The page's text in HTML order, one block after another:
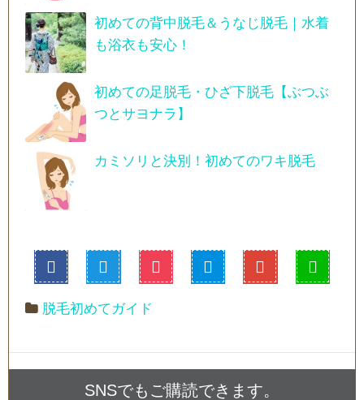
初めての背中脱毛＆うなじ脱毛｜水着
も浴衣も安心！
初めての足脱毛・ひざ下脱毛【ぶつぶ
つとサヨナラ】
カミソリと決別！初めてのワキ脱毛
脱毛初めてガイド
SNSでもご購読できます。